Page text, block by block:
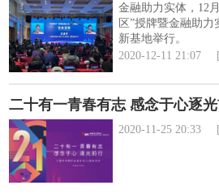
金融助力实体，12
区”授牌暨金融助
新基地举行。
2020-12-11 21:07
二十有一青春有志 感念于心逐
2020-11-25 20:33